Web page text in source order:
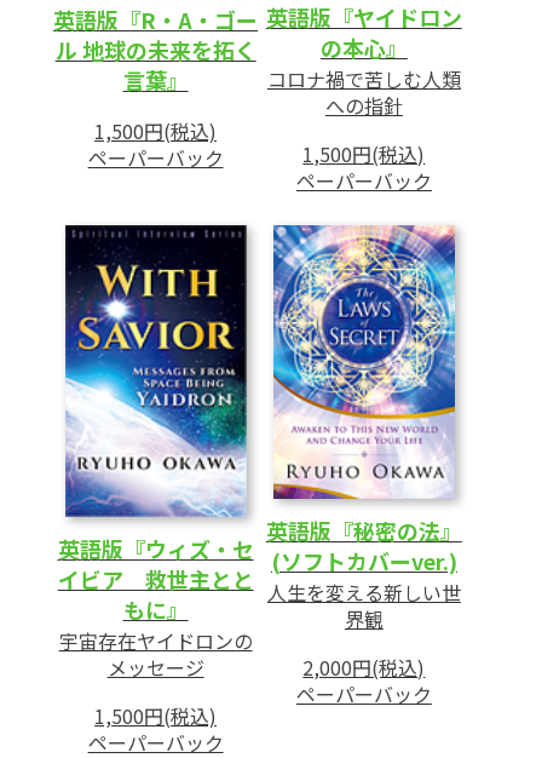
英語版『R・A・ゴー
ル 地球の未来を拓く
言葉』
1,500円(税込)
ペーパーバック
英語版『ヤイドロン
の本心』
コロナ禍で苦しむ人類
への指針
1,500円(税込)
ペーパーバック
英語版『ウィズ・セ
イビア 救世主とと
もに』
宇宙存在ヤイドロンの
メッセージ
1,500円(税込)
ペーパーバック
英語版『秘密の法』
(ソフトカバーver.)
人生を変える新しい世
界観
2,000円(税込)
ペーパーバック